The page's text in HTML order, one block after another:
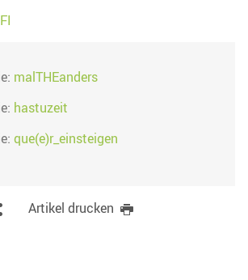
malTHEanders
hastuzeit
que(e)r_einsteigen
Artikel drucken